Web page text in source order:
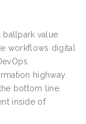
ballpark value
workflows digital
highway
bottom line.
inside of